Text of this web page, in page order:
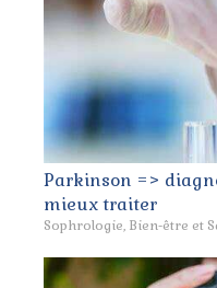
Parkinson =>
mieux traiter
Sophrologie, Bien-être et